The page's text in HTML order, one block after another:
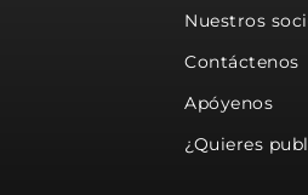
Nuestros
Contáctenos
Apóyenos
¿Quieres